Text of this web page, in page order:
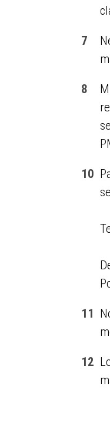
7
8
10
11
12